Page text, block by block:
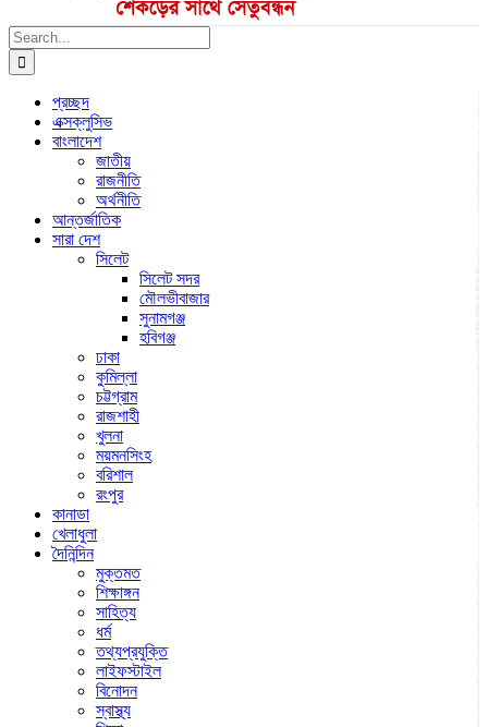
Search
for:
প্রচ্ছদ
এক্সক্লুসিভ
বাংলাদেশ
জাতীয়
রাজনীতি
অর্থনীতি
আন্তর্জাতিক
সারা দেশ
সিলেট
সিলেট সদর
মৌলভীবাজার
সুনামগঞ্জ
হবিগঞ্জ
ঢাকা
কুমিল্লা
চট্টগ্রাম
রাজশাহী
খুলনা
ময়মনসিংহ
বরিশাল
রংপুর
কানাডা
খেলাধুলা
দৈনিন্দিন
মুক্তমত
শিক্ষাঙ্গন
সাহিত্য
ধর্ম
তথ্যপ্রযুক্তি
লাইফস্টাইল
বিনোদন
স্বাস্থ্য